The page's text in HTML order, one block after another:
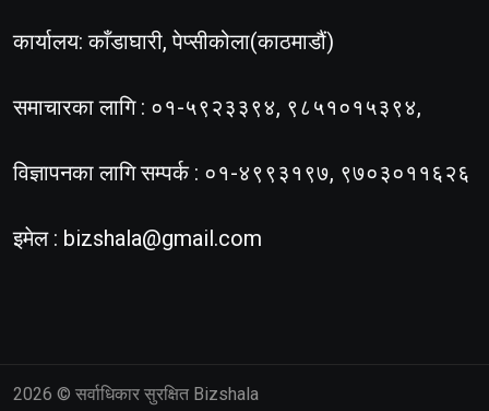
कार्यालय: काँडाघारी, पेप्सीकोला(काठमाडौं)
समाचारका लागि : ०१-५९२३३९४, ९८५१०१५३९४,
विज्ञापनका लागि सम्पर्क : ०१-४९९३१९७, ९७०३०११६२६
इमेल : bizshala@gmail.com
2026 © सर्वाधिकार सुरक्षित Bizshala